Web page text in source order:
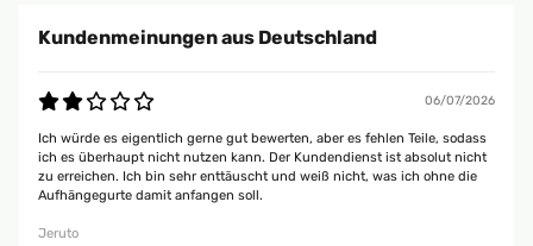
Kundenmeinungen aus Deutschland
06/07/2026
Ich würde es eigentlich gerne gut bewerten, aber es fehlen Teile, sodass
ich es überhaupt nicht nutzen kann. Der Kundendienst ist absolut nicht
zu erreichen. Ich bin sehr enttäuscht und weiß nicht, was ich ohne die
Aufhängegurte damit anfangen soll.
Jeruto